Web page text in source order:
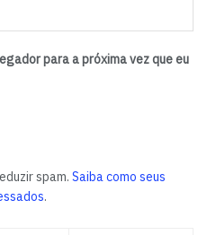
para a próxima vez que eu
spam. Saiba como seus
.